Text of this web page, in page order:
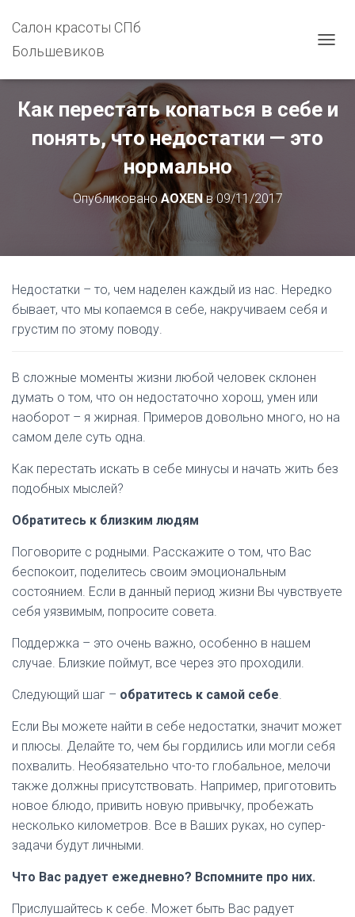
Салон красоты СПб
Большевиков
Р
К
А
Ц
Как перестать копаться в себе и
понять, что недостатки — это
нормально
ОпубликованоAOXENв09/11/2017
Недостатки – то, чем наделен каждый из нас. Нередко
бывает, что мы копаемся в себе, накручиваем себя и
грустим по этому поводу.
В сложные моменты жизни любой человек склонен
думать о том, что он недостаточно хорош, умен или
наоборот – я жирная. Примеров довольно много, но на
самом деле суть одна.
Как перестать искать в себе минусы и начать жить без
подобных мыслей?
Обратитесь к близким людям
Поговорите с родными. Расскажите о том, что Вас
беспокоит, поделитесь своим эмоциональным
состоянием. Если в данный период жизни Вы чувствуете
себя уязвимым, попросите совета.
Поддержка – это очень важно, особенно в нашем
случае. Близкие поймут, все через это проходили.
Следующий шаг – обратитесь к самой себе.
Если Вы можете найти в себе недостатки, значит может
и плюсы. Делайте то, чем бы гордились или могли себя
похвалить. Необязательно что-то глобальное, мелочи
также должны присутствовать. Например, приготовить
новое блюдо, привить новую привычку, пробежать
несколько километров. Все в Ваших руках, но супер-
задачи будут личными.
Что Вас радует ежедневно? Вспомните про них.
Прислушайтесь к себе. Может быть Вас радует